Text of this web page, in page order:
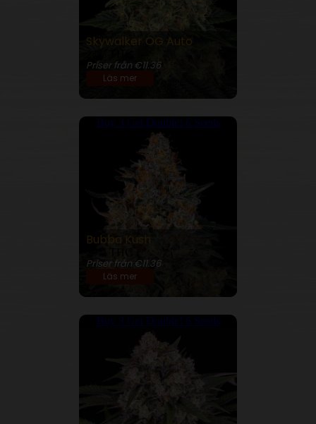
Skywalker OG Auto
Priser från €11.36
Läs mer
Buy 3 Get Double! 6 Seeds
Bubba Kush
Priser från €11.36
Läs mer
Buy 3 Get Double! 6 Seeds